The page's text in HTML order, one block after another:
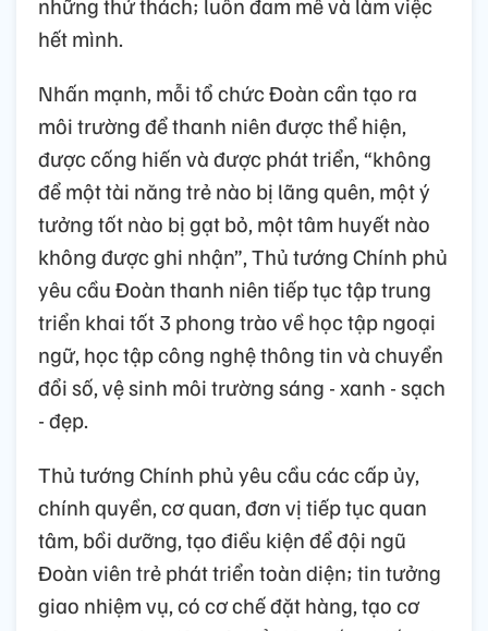
hết mình.
Nhấn mạnh, mỗi tổ chức Đoàn cần tạo ra
môi trường để thanh niên được thể hiện,
được cống hiến và được phát triển, “không
để một tài năng trẻ nào bị lãng quên, một ý
tưởng tốt nào bị gạt bỏ, một tâm huyết nào
không được ghi nhận”, Thủ tướng Chính phủ
yêu cầu Đoàn thanh niên tiếp tục tập trung
triển khai tốt 3 phong trào về học tập ngoại
ngữ, học tập công nghệ thông tin và chuyển
đổi số, vệ sinh môi trường sáng - xanh - sạch
- đẹp.
Thủ tướng Chính phủ yêu cầu các cấp ủy,
chính quyền, cơ quan, đơn vị tiếp tục quan
tâm, bồi dưỡng, tạo điều kiện để đội ngũ
Đoàn viên trẻ phát triển toàn diện; tin tưởng
giao nhiệm vụ, có cơ chế đặt hàng, tạo cơ